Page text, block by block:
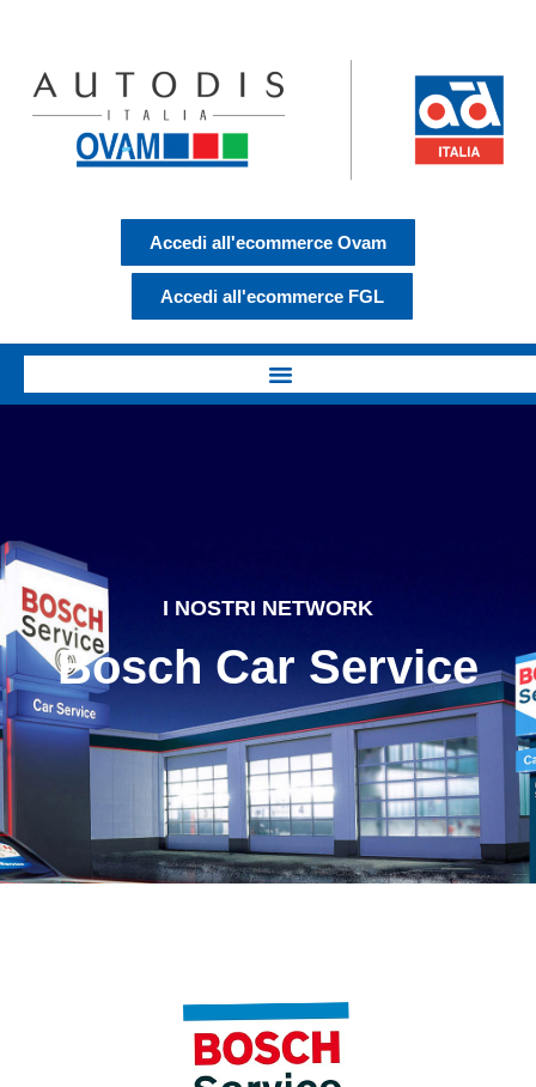
Accedi all'ecommerce Ovam
Accedi all'ecommerce FGL
I NOSTRI NETWORK
Bosch Car Service